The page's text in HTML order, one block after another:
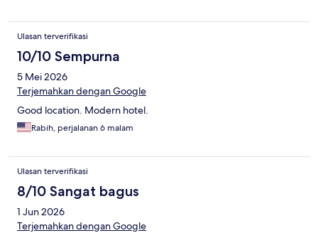
Ulasan terverifikasi
10/10 Sempurna
5 Mei 2026
Terjemahkan dengan Google
Good location. Modern hotel.
Rabih, perjalanan 6 malam
Ulasan terverifikasi
8/10 Sangat bagus
1 Jun 2026
Terjemahkan dengan Google